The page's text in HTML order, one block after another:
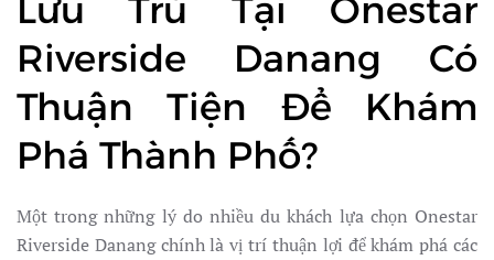
Lưu Trú Tại Onestar
Riverside Danang Có
Thuận Tiện Để Khám
Phá Thành Phố?
Một trong những lý do nhiều du khách lựa chọn Onestar
Riverside Danang chính là vị trí thuận lợi để khám phá các